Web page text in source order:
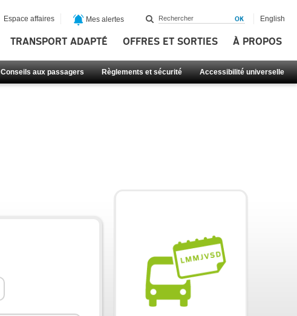
TRANSPORT ADAPTÉ OFFRES ET SORTIES À PROPOS
Conseils aux passagers Règlements et sécurité Accessibilité universelle
Espace affaires Mes alertes English